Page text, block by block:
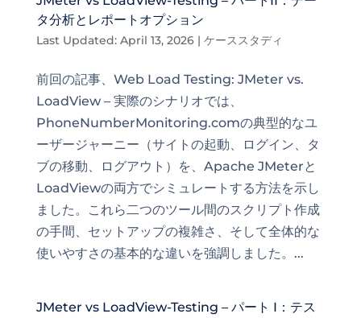
タ分析とレポートオプション
Last Updated: April 13, 2026| ケーススタディ
前回の記事、Web Load Testing: JMeter vs.
LoadView – 実際のシナリオでは、
PhoneNumberMonitoring.comの典型的なユ
ーザージャーニー（サイトの起動、ログイン、タ
ブの移動、ログアウト）を、Apache JMeterと
LoadViewの両方でシミュレートする方法を示し
ました。これら二つのツール間のスクリプト作成
の手間、セットアップの複雑さ、そして全体的な
使いやすさの基本的な違いを強調しました。...
JMeter vs LoadView-Testing – パート I：テス